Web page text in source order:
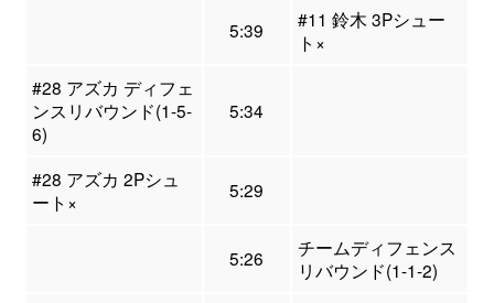
5:39
#11 鈴木 3Pシュー
ト×
#28 アズカ ディフェ
ンスリバウンド(1-5-
6)
5:34
#28 アズカ 2Pシュ
ート×
5:29
5:26
チームディフェンス
リバウンド(1-1-2)